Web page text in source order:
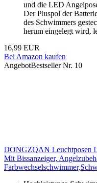
und die LED
Der Pluspol der
des Schwimmers
herum eingelegt wird,
16,99 EUR
Bei Amazon kaufen
AngebotBestseller Nr. 10
DONGZQAN Leuchtposen
Mit Bissanzeiger,